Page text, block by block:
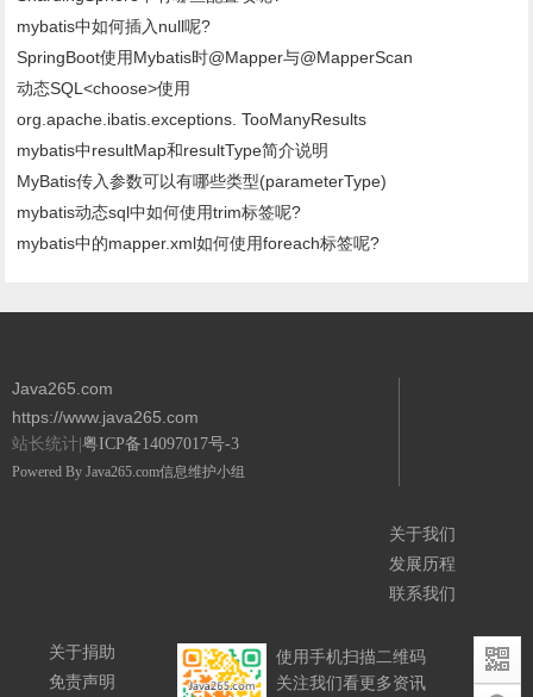
mybatis中如何插入null呢?
SpringBoot使用Mybatis时@Mapper与@MapperScan
动态SQL<choose>使用
org.apache.ibatis.exceptions. TooManyResults
mybatis中resultMap和resultType简介说明
MyBatis传入参数可以有哪些类型(parameterType)
mybatis动态sql中如何使用trim标签呢?
mybatis中的mapper.xml如何使用foreach标签呢?
Java265.com
https://www.java265.com
站长统计| 粤ICP备14097017号-3
Powered By Java265.com信息维护小组
关于我们
发展历程
联系我们
关于捐助
免责声明
使用手机扫描二维码
关注我们看更多资讯